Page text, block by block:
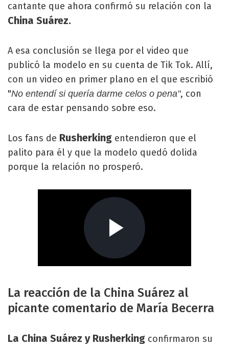
cantante que ahora confirmó su relación con la
China Suárez.
A esa conclusión se llega por el video que
publicó la modelo en su cuenta de Tik Tok. Allí,
con un video en primer plano en el que escribió
"No entendí si quería darme celos o pena", con
cara de estar pensando sobre eso.
Los fans de Rusherking entendieron que el
palito para él y que la modelo quedó dolida
porque la relación no prosperó.
La reacción de la China Suárez al
picante comentario de María Becerra
La China Suárez y Rusherking confirmaron su